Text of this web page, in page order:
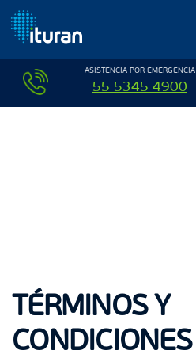
Ir al contenido principal
ASISTENCIA POR EMERGENCIA
55 5345 4900
TÉRMINOS Y
CONDICIONES